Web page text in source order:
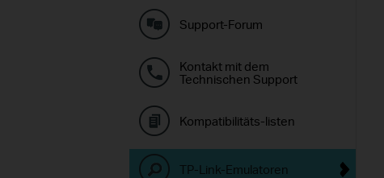
Support-Forum
Kontakt mit dem
Technischen Support
Kompatibilitäts-listen
TP-Link-Emulatoren